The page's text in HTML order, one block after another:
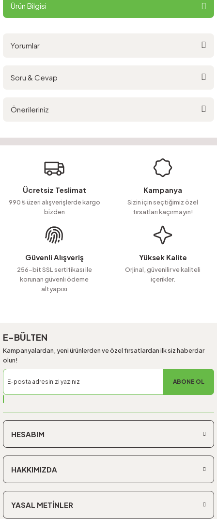
Ürün Bilgisi
Yorumlar
Soru & Cevap
Soru Sor
Önerileriniz
Görüş ve önerileriniz için teşekkür ederiz.
Ürün resmi kalitesiz, bozuk veya görüntülenemiyor.
Ürün açıklamasında eksik bilgiler bulunuyor.
Ürün bilgilerinde hatalar bulunuyor.
Ürün fiyatı diğer sitelerden daha pahalı.
Bu ürüne benzer farklı alternatifler olmalı.
Ücretsiz Teslimat
990 ₺ üzeri alışverişlerde kargo
bizden
Kampanya
Sizin için seçtiğimiz özel
fırsatları kaçırmayın!
Güvenli Alışveriş
256-bit SSL sertifikası ile
korunan güvenli ödeme
altyapısı
Yüksek Kalite
Orjinal, güvenilir ve kaliteli
içerikler.
E-BÜLTEN
Kampanyalardan, yeni ürünlerden ve özel fırsatlardan ilk siz haberdar
olun!
ABONE OL
HESABIM
HAKKIMIZDA
YASAL METİNLER